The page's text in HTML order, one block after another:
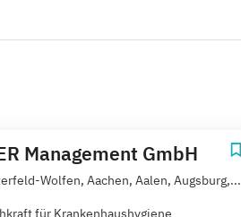
Management GmbH
Wolfen, Aachen, Aalen, Augsburg,...
für Krankenhaushygiene